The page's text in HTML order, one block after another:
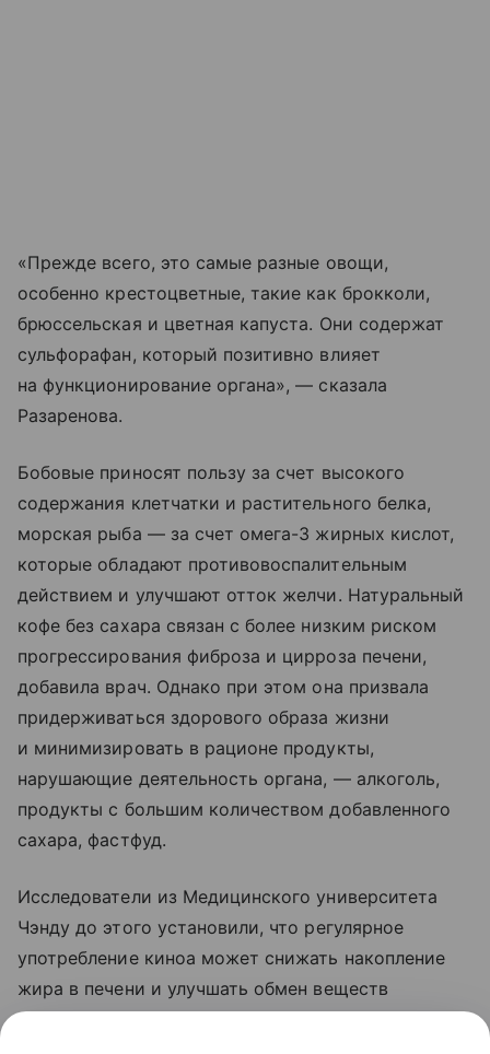
«Прежде всего, это самые разные овощи,
особенно крестоцветные, такие как брокколи,
брюссельская и цветная капуста. Они содержат
сульфорафан, который позитивно влияет
на функционирование органа», — сказала
Разаренова.
Бобовые приносят пользу за счет высокого
содержания клетчатки и растительного белка,
морская рыба — за счет омега-3 жирных кислот,
которые обладают противовоспалительным
действием и улучшают отток желчи. Натуральный
кофе без сахара связан с более низким риском
прогрессирования фиброза и цирроза печени,
добавила врач. Однако при этом она призвала
придерживаться здорового образа жизни
и минимизировать в рационе продукты,
нарушающие деятельность органа, — алкоголь,
продукты с большим количеством добавленного
сахара, фастфуд.
Исследователи из Медицинского университета
Чэнду до этого установили, что регулярное
употребление киноа может снижать накопление
жира в печени и улучшать обмен веществ
при метаболически ассоциированной жировой